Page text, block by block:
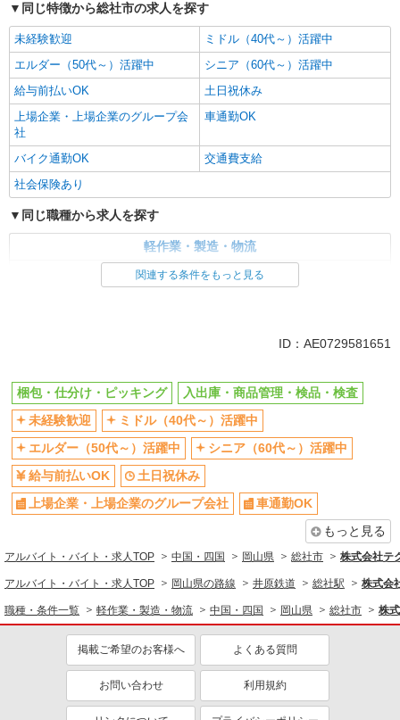
同じ特徴から総社市の求人を探す
未経験歓迎
ミドル（40代～）活躍中
エルダー（50代～）活躍中
シニア（60代～）活躍中
給与前払いOK
土日祝休み
上場企業・上場企業のグループ会
社
車通勤OK
バイク通勤OK
交通費支給
社会保険あり
同じ職種から求人を探す
軽作業・製造・物流
梱包・仕分け・ピッキング
入出庫・商品管理・検品・検査
車通勤OK
交通費支給
社会保険あり
関連する条件をもっと見る
ID：AE0729581651
梱包・仕分け・ピッキング
入出庫・商品管理・検品・検査
未経験歓迎
ミドル（40代～）活躍中
エルダー（50代～）活躍中
シニア（60代～）活躍中
給与前払いOK
土日祝休み
上場企業・上場企業のグループ会社
車通勤OK
もっと見る
アルバイト・バイト・求人TOP 中国・四国 岡山県 総社市 株式会社テ
アルバイト・バイト・求人TOP 岡山県の路線 井原鉄道 総社駅 株式会
職種・条件一覧 軽作業・製造・物流 中国・四国 岡山県 総社市 株
掲載ご希望のお客様へ よくある質問
お問い合わせ 利用規約